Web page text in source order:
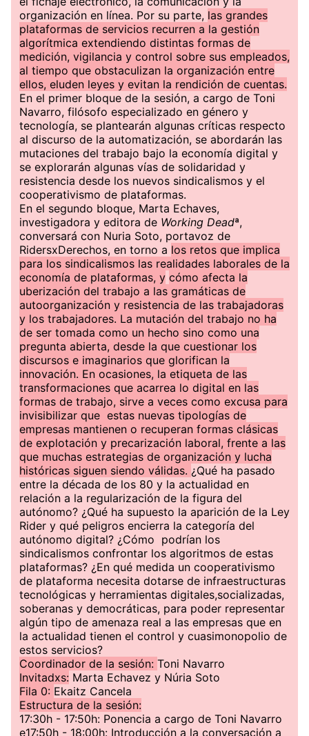
organización en línea. Por su parte, las grandes
plataformas de servicios recurren a la gestión
algorítmica extendiendo distintas formas de
medición, vigilancia y control sobre sus empleados,
al tiempo que obstaculizan la organización entre
ellos, eluden leyes y evitan la rendición de cuentas.
En el primer bloque de la sesión, a cargo de Toni
Navarro, filósofo especializado en género y
tecnología, se plantearán algunas críticas respecto
al discurso de la automatización, se abordarán las
mutaciones del trabajo bajo la economía digital y
se explorarán algunas vías de solidaridad y
resistencia desde los nuevos sindicalismos y el
cooperativismo de plataformas.
En el segundo bloque, Marta Echaves,
investigadora y editora de Working Deadª,
conversará con Nuria Soto, portavoz de
RidersxDerechos, en torno a los retos que implica
para los sindicalismos las realidades laborales de la
economía de plataformas, y cómo afecta la
uberización del trabajo a las gramáticas de
autoorganización y resistencia de las trabajadoras
y los trabajadores. La mutación del trabajo no ha
de ser tomada como un hecho sino como una
pregunta abierta, desde la que cuestionar los
discursos e imaginarios que glorifican la
innovación. En ocasiones, la etiqueta de las
transformaciones que acarrea lo digital en las
formas de trabajo, sirve a veces como excusa para
invisibilizar que estas nuevas tipologías de
empresas mantienen o recuperan formas clásicas
de explotación y precarización laboral, frente a las
que muchas estrategias de organización y lucha
históricas siguen siendo válidas. ¿Qué ha pasado
entre la década de los 80 y la actualidad en
relación a la regularización de la figura del
autónomo? ¿Qué ha supuesto la aparición de la Ley
Rider y qué peligros encierra la categoría del
autónomo digital? ¿Cómo podrían los
sindicalismos confrontar los algoritmos de estas
plataformas? ¿En qué medida un cooperativismo
de plataforma necesita dotarse de infraestructuras
tecnológicas y herramientas digitales,socializadas,
soberanas y democráticas, para poder representar
algún tipo de amenaza real a las empresas que en
la actualidad tienen el control y cuasimonopolio de
estos servicios?
Coordinador de la sesión: Toni Navarro
Invitadxs: Marta Echavez y Núria Soto
Fila 0: Ekaitz Cancela
Estructura de la sesión:
17:30h - 17:50h: Ponencia a cargo de Toni Navarro
e17:50h - 18:00h: Introducción a la conversación a